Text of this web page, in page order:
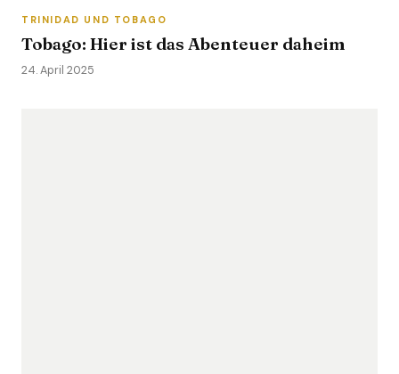
TRINIDAD UND TOBAGO
Tobago: Hier ist das Abenteuer daheim
24. April 2025